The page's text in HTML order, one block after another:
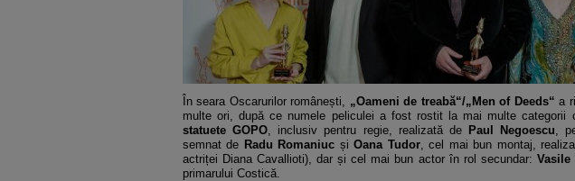
În seara Oscarurilor românești, „Oameni de treabă“/„Men of Deeds“ a
multe ori, după ce numele peliculei a fost rostit la mai multe categorii
statuete GOPO, inclusiv pentru regie, realizată de Paul Negoescu,
semnat de Radu Romaniuc șiOana Tudor, cel mai bun montaj,
actriței Diana Cavallioti), dar și cel mai bun actor în rol secundar: Vasile
primarului Costică.